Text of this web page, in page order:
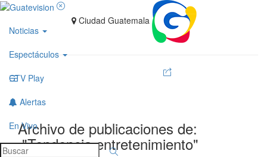
Noticias
Espectáculos
GTV Play
Alertas
En Vivo
Ciudad Guatemala
Archivo de publicaciones de:
"Tendencia entretenimiento"